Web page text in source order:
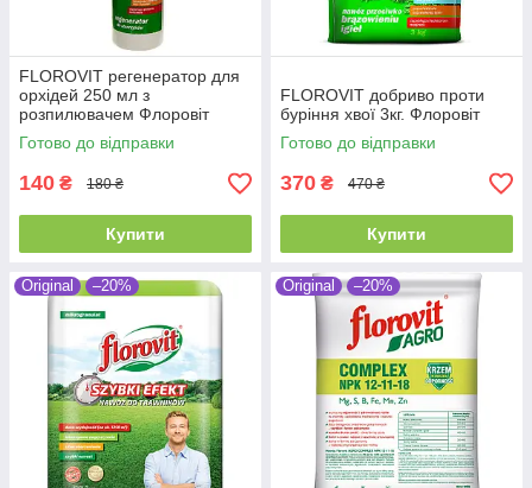
FLOROVIT регенератор для
орхідей 250 мл з
розпилювачем Флоровіт
Готово до відправки
140 ₴ 180 ₴
Купити
FLOROVIT добриво проти
буріння хвої 3кг. Флоровіт
Готово до відправки
370 ₴ 470 ₴
Купити
Original –20% Original –20%